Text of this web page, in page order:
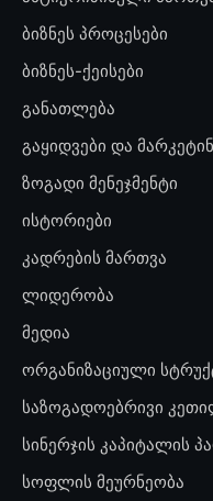
ბიზნეს პროცესები
ბიზნეს-ქეისები
განათლება
გაყიდვები და
ზოგადი მენეჯმენტი
ისტორიები
კადრების მართვა
ლიდერობა
მედია
ორგანიზაციული
საზოგადოებრივი
სინერჯის კაპიტალის
სოფლის მეურნეობა